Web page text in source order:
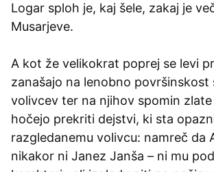
Logar sploh je, kaj šele, zakaj je
Musarjeve.
A kot že velikokrat poprej se levi
zanašajo na lenobno površinskost
volivcev ter na njihov spomin
hočejo prekriti dejstvi, ki sta
razgledanemu volivcu: namreč da
nikakor ni Janez Janša – ni mu